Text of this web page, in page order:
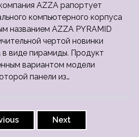
AZZA рапортует
компьютерного корпуса
названием AZZA PYRAMID
чертой новинки
виде пирамиды. Продукт
вариантом модели
панели из…
Next